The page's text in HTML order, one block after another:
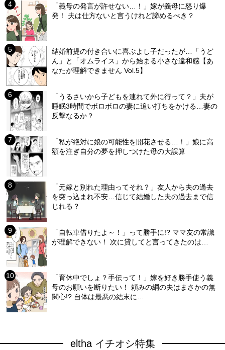
「義母の発言が許せない…！」嫁が義母に怒り爆
発！ 夫は仕方ないと言うけれど諦めるべき？
結婚前提の付き合いに喜ぶよし子だったが…「うど
ん」と「オムライス」から始まる小さな違和感【あ
なたが理解できません Vol.5】
「うるさいから子どもを連れて外に行って？」夫が
睡眠3時間でボロボロの妻に追い打ちをかける…妻の
反撃なるか？
「私が絶対に娘の可能性を開花させる…！」娘に高
額を注ぎ自分の夢を押しつけた母の大誤算
「元嫁と別れた理由ってそれ？」友人から夫の過去
を突っ込まれ不安…信じて結婚した夫の過去まで信
じれる？
「自転車借りたよ～！」って勝手に!? ママ友の常識
が理解できない！ 次に貸してと言ってきたのは…
「育休中でしょ？手伝って！」嫁を好き勝手使う義
母のお願いを断りたい！ 頼みの綱の夫はまさかの無
関心!? 自体は最悪の結末に…
eltha イチオシ特集